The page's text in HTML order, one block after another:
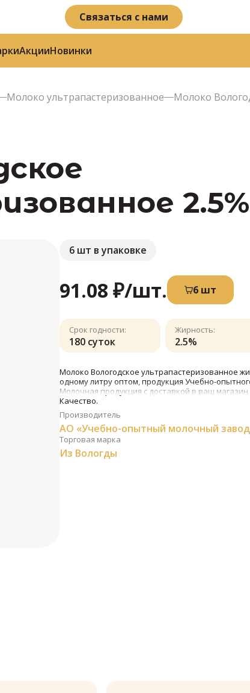
Связаться с нами
АкцииНовинки
Молоко ультрапастеризованное Молоко
6 шт в упаковке
91.08 ₽/шт. 6 шт
Срок годности:
180 суток
Жирность:
2.5%
Молоко Вологодское ультрапастеризованное
одному литру оптом, продукция Учебно-
Молочная продукция с доставкой в ваш
Качество.
Производитель
АО «Учебно-опытный молочный
Торговая марка
Из Вологды